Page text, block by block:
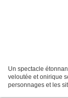
Un spectacle
veloutée et onirique
personnages et les